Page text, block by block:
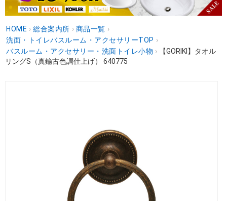
HOME › 総合案内所 › 商品一覧 ›
洗面・トイレバスルーム・アクセサリーTOP ›
バスルーム・アクセサリー・洗面トイレ小物 ›
【GORIKI】タオル
リングS（真鍮古色調仕上げ） 640775